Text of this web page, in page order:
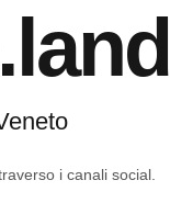
i canali social.